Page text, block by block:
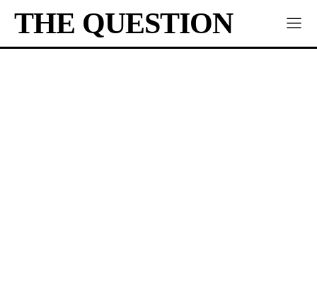
THE QUESTION